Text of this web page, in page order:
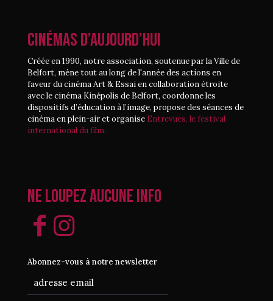
CINÉMAS D’AUJOURD’HUI
Créée en 1990, notre association, soutenue par la Ville de
Belfort, mène tout au long de l'année des actions en
faveur du cinéma Art & Essai en collaboration étroite
avec le cinéma Kinépolis de Belfort, coordonne les
dispositifs d’éducation à l’image, propose des séances de
cinéma en plein-air et organise Entrevues, le festival
international du film.
Ne loupez aucune info
Abonnez-vous à notre newsletter